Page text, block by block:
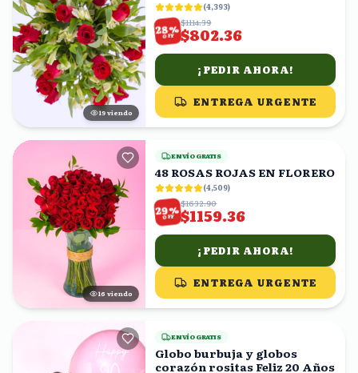
20 viendo
(4,393)
28%
OFF
$1114.39
$802.36
¡PEDIR AHORA!
ENTREGA URGENTE
16 viendo
ENVÍO GRATIS
48 ROSAS ROJAS EN FLORERO
(4,509)
29%
OFF
$1632.90
$1159.36
¡PEDIR AHORA!
ENTREGA URGENTE
ENVÍO GRATIS
Globo burbuja y globos
corazón rositas Feliz 20 Años